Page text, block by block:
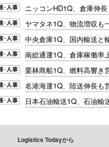
ニッコンHD1Q、倉庫伸
ヤマタネ1Q、物流増収も
中央倉庫1Q、国内輸送と
南総通運1Q、倉庫稼働率
栗林商船1Q、燃料高響き
名港海運1Q、陸送伸長も
日本石油輸送1Q、石油輸
Logistics Todayから